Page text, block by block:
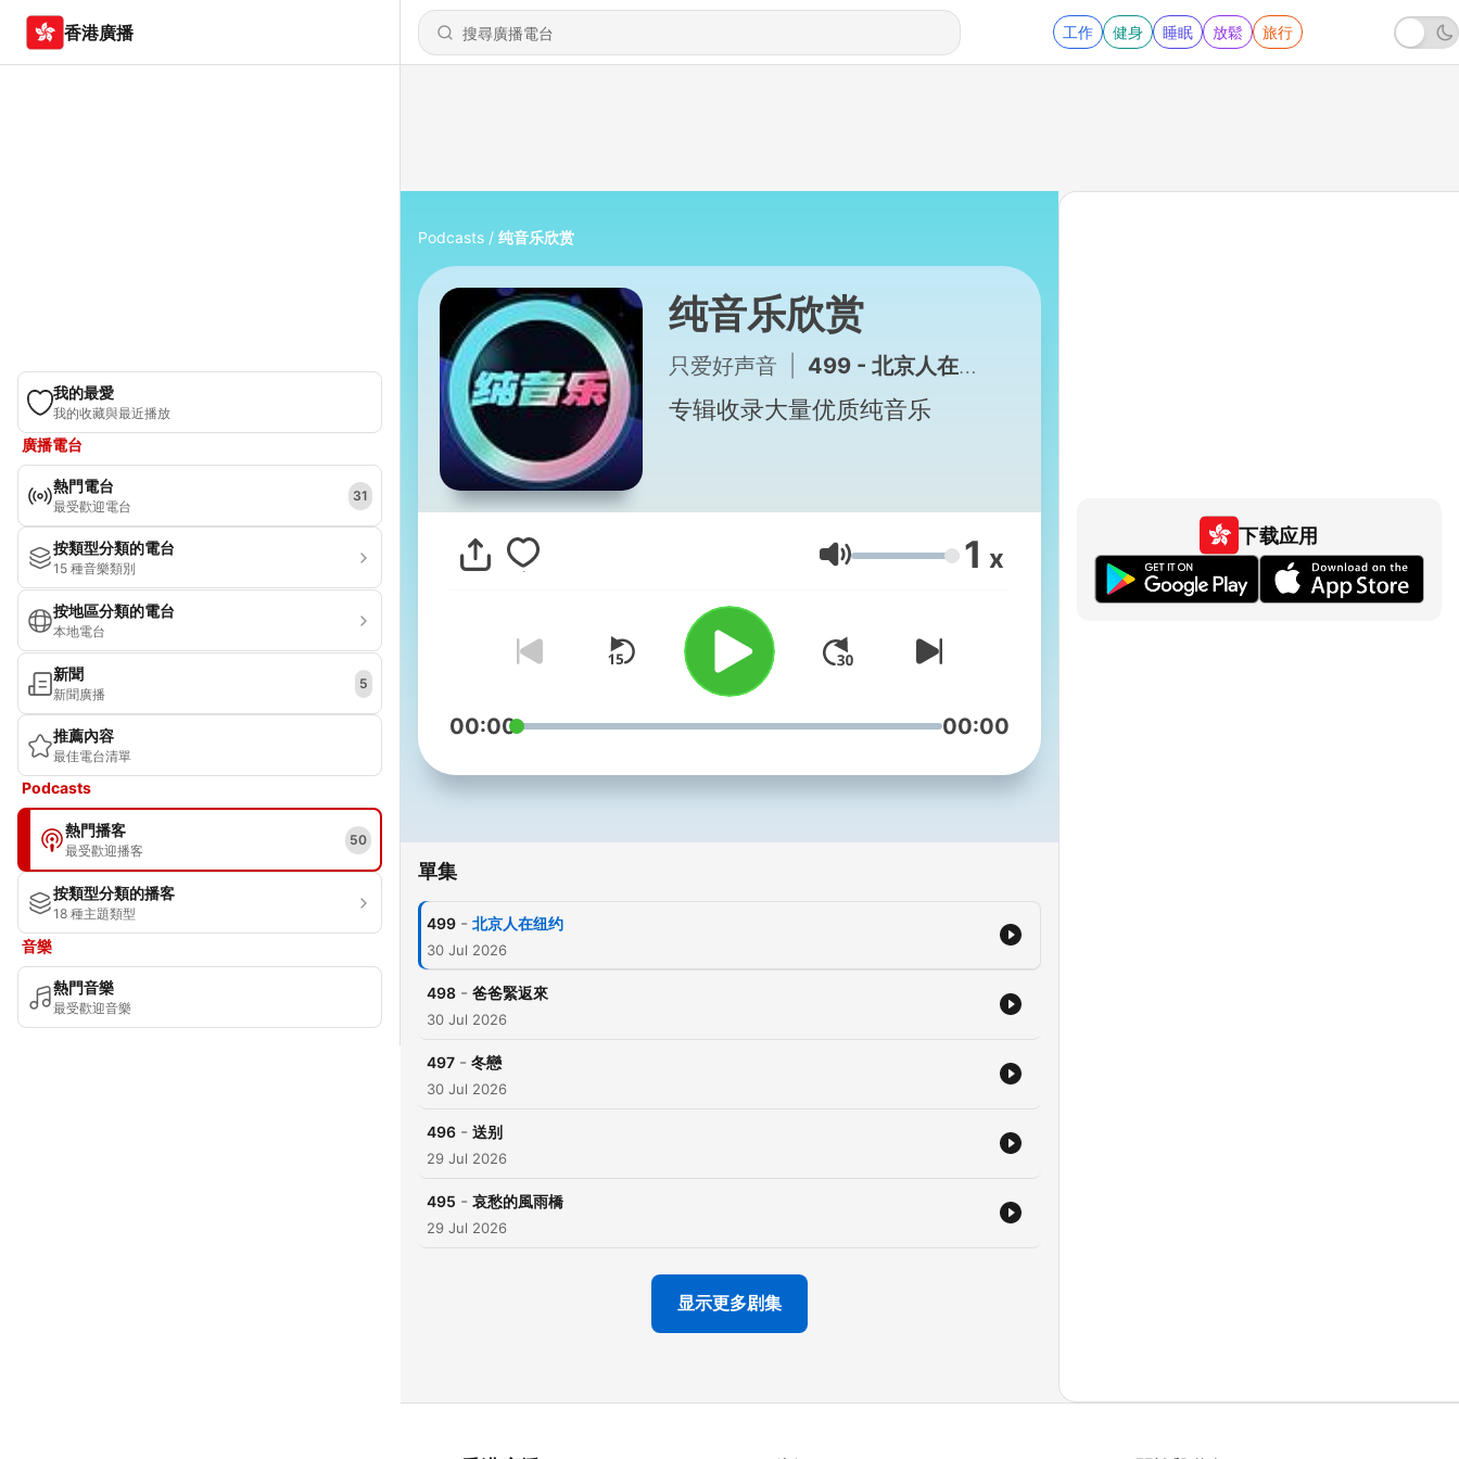
香港廣播 工作 健身 睡眠 放鬆 旅行
我的最愛
我的收藏與最近播放
廣播電台
熱門電台
最受歡迎電台
31
按類型分類的電台
15 種音樂類別
按地區分類的電台
本地電台
新聞
新聞廣播
5
推薦內容
最佳電台清單
Podcasts
熱門播客
最受歡迎播客
50
按類型分類的播客
18 種主題類型
音樂
熱門音樂
最受歡迎音樂
Podcasts 纯音乐欣赏
纯音乐欣赏
只爱好声音 499 - 北京人在纽约
专辑收录大量优质纯音乐
音量 1 x
00:00 00:00
單集
499 - 北京人在纽约
30 Jul 2026
498 - 爸爸緊返來
30 Jul 2026
497 - 冬戀
30 Jul 2026
496 - 送别
29 Jul 2026
495 - 哀愁的風雨橋
29 Jul 2026
显示更多剧集
下载应用